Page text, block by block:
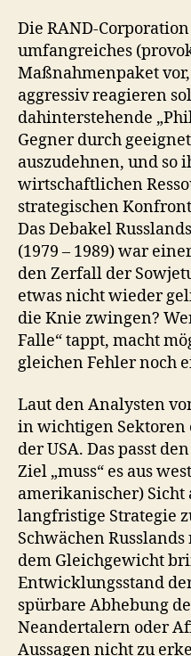
Die RAND-
umfangreiches
Maßnahmenpaket
aggressiv reagieren
dahinterstehende
Gegner durch
auszudehnen, und so
wirtschaftlichen
strategischen
Das Debakel
(1979 – 1989) war
den Zerfall der
etwas nicht wieder
die Knie zwingen?
Falle“ tappt, macht
gleichen Fehler noch
Laut den Analysten
in wichtigen Sektoren
der USA. Das passt
Ziel „muss“ es aus
amerikanischer) Sicht
langfristige Strategie
Schwächen
dem Gleichgewicht
Entwicklungsstand
spürbare Abhebung
Neandertalern oder
Aussagen nicht zu